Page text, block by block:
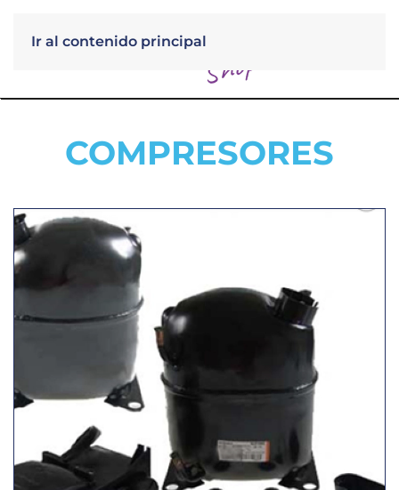
Ir al contenido principal
COMPRESORES